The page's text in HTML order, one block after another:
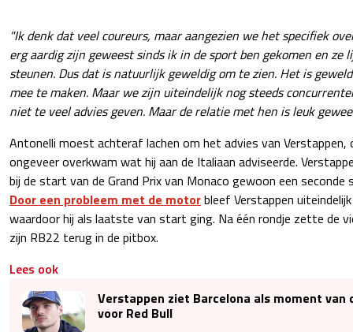
"Ik denk dat veel coureurs, maar aangezien we het specifiek
erg aardig zijn geweest sinds ik in de sport ben gekomen en ze
steunen. Dus dat is natuurlijk geweldig om te zien. Het is
mee te maken. Maar we zijn uiteindelijk nog steeds
niet te veel advies geven. Maar de relatie met hen is leuk
Antonelli moest achteraf lachen om het advies van Verstappen,
ongeveer overkwam wat hij aan de Italiaan adviseerde.
bij de start van de Grand Prix van Monaco gewoon een
Door een probleem met de motorbleef Verstappen
waardoor hij als laatste van start ging. Na één rondje zette de
zijn RB22 terug in de pitbox.
Lees ook
Verstappen ziet Barcelona als moment van
voor Red Bull